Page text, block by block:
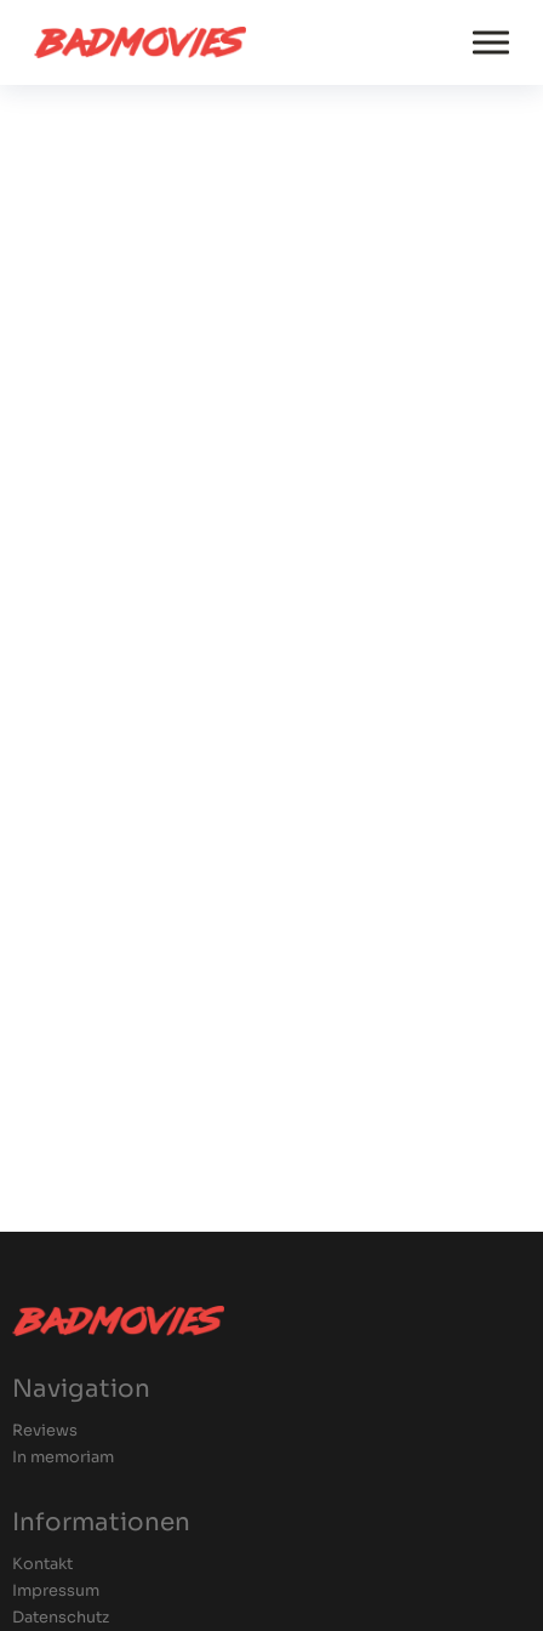
Navigation
Reviews
In memoriam
Informationen
Kontakt
Impressum
Datenschutz